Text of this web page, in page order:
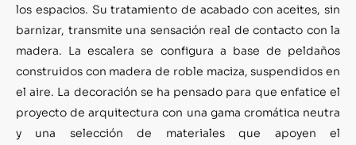
los espacios. Su tratamiento de acabado con aceites, sin
barnizar, transmite una sensación real de contacto con la
madera. La escalera se configura a base de peldaños
construidos con madera de roble maciza, suspendidos en
el aire. La decoración se ha pensado para que enfatice el
proyecto de arquitectura con una gama cromática neutra
y una selección de materiales que apoyen el